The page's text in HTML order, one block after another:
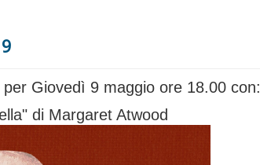
Giovedì 9 maggio ore 18.00 con:
di Margaret Atwood